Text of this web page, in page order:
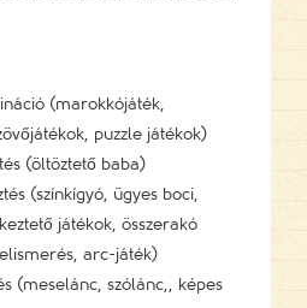
(marokkójáték,
puzzle játékok)
(öltöztető baba)
(színkígyó, ügyes boci,
játékok, összerakó
arc-játék)
(meselánc, szólánc,, képes